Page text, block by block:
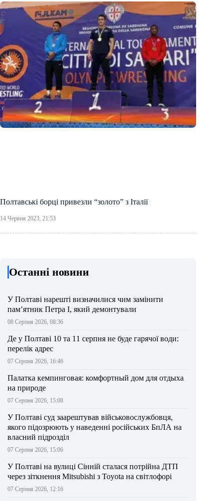
Полтавські борці привезли “золото” з Італії
14 Червня 2023, 21:53
Останні новини
У Полтаві нарешті визначилися чим замінити
пам’ятник Петра І, який демонтували
08 Серпня 2026, 08:36
Де у Полтаві 10 та 11 серпня не буде гарячої води:
перелік адрес
07 Серпня 2026, 16:46
Палатка кемпинговая: комфортный дом для отдыха
на природе
07 Серпня 2026, 15:08
У Полтаві суд заарештував військовослужбовця,
якого підозрюють у наведенні російських БпЛА на
власний підрозділ
07 Серпня 2026, 15:06
У Полтаві на вулиці Сінній сталася потрійна ДТП
через зіткнення Mitsubishi з Toyota на світлофорі
07 Серпня 2026, 12:16